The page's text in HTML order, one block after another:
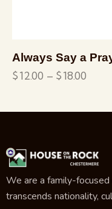
Always Say a
$12.00 – $18.00
We are a family-focused
transcends nationality,